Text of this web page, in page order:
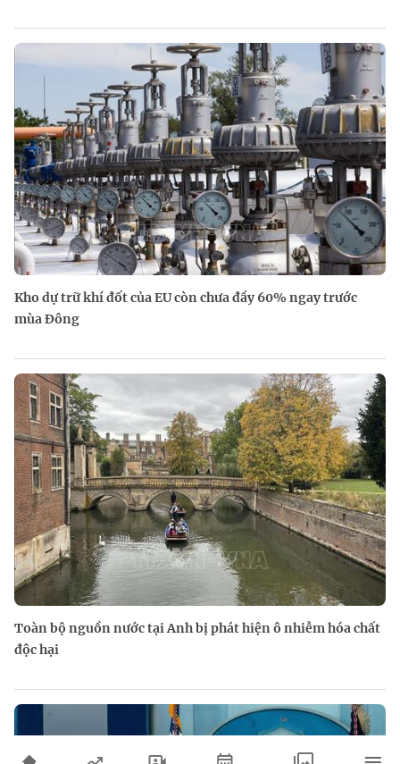
Kho dự trữ khí đốt của EU còn chưa đầy 60% ngay trước
mùa Đông
Toàn bộ nguồn nước tại Anh bị phát hiện ô nhiễm hóa chất
độc hại